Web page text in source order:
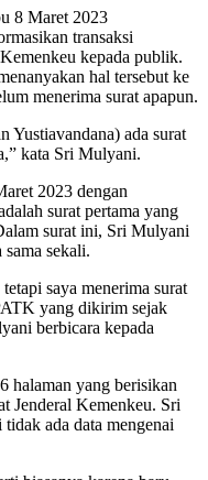
8 Maret 2023
transaksi
kepada publik.
hal tersebut ke
menerima surat apapun.
Yustiavandana) ada surat
kata Sri Mulyani.
2023 dengan
surat pertama yang
surat ini, Sri Mulyani
sekali.
saya menerima surat
yang dikirim sejak
berbicara kepada
halaman yang berisikan
Jenderal Kemenkeu. Sri
ada data mengenai